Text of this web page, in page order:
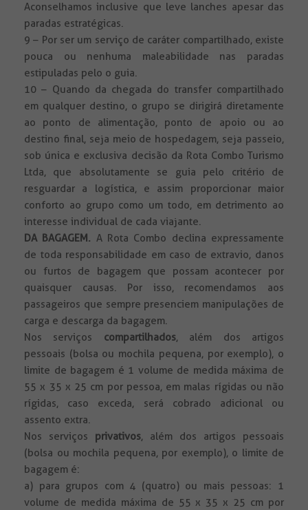
Aconselhamos inclusive que leve lanches apesar das
paradas estratégicas.
9 – Por ser um serviço de caráter compartilhado, existe
pouca ou nenhuma maleabilidade nas paradas
estipuladas pelo o guia.
10 – Quando da chegada do transfer compartilhado
em qualquer destino, o grupo se dirigirá diretamente
ao ponto de alimentação, ponto de apoio ou ao
destino final, seja meio de hospedagem, seja passeio,
sob única e exclusiva decisão da Rota Combo Turismo
Ltda, que absolutamente se guia pelo critério de
resguardar a logística, e assim proporcionar maior
conforto ao grupo como um todo, em detrimento ao
interesse individual de cada viajante.
DA BAGAGEM. A Rota Combo declina expressamente
de toda responsabilidade em caso de extravio, danos
ou furtos de bagagem que possam acontecer por
quaisquer causas. Por isso, recomendamos aos
passageiros que sempre presenciem manipulações de
carga e descarga da bagagem.
Nos serviços compartilhados, além dos artigos
pessoais (bolsa ou mochila pequena, por exemplo), o
limite de bagagem é 1 volume de medida máxima de
55 x 35 x 25 cm por pessoa, em malas rígidas ou não
rígidas, caso exceda, será cobrado adicional ou
assento extra.
Nos serviços privativos, além dos artigos pessoais
(bolsa ou mochila pequena, por exemplo), o limite de
bagagem é:
a) para grupos com 4 (quatro) ou mais pessoas: 1
volume de medida máxima de 55 x 35 x 25 cm por